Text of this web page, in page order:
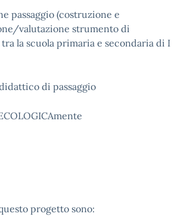
passaggio (costruzione e
valutazione strumento di
tra la scuola primaria e secondaria di I
di passaggio
progetto sono: